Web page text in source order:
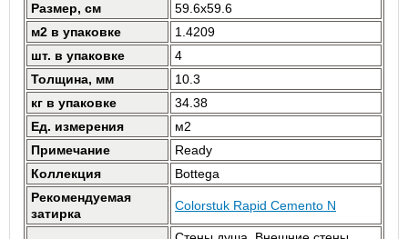
Размер, см
59.6x59.6
м2 в упаковке
1.4209
шт. в упаковке
4
Толщина, мм
10.3
кг в упаковке
34.38
Ед. измерения
м2
Примечание
Ready
Коллекция
Bottega
Рекомендуемая
затирка
Colorstuk Rapid Cemento N